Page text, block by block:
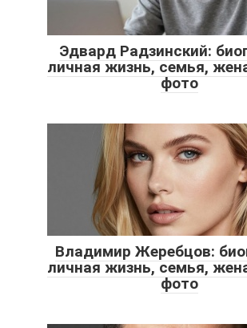
Эдвард Радзинский:
личная жизнь, семья,
фото
Владимир Жеребцов:
личная жизнь, семья,
фото